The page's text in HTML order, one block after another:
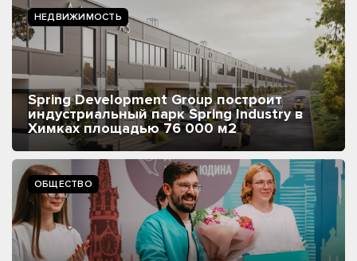
НЕДВИЖИМОСТЬ
Spring Development Group построит
индустриальный парк Spring Industry в
Химках площадью 76 000 м2
ОБЩЕСТВО